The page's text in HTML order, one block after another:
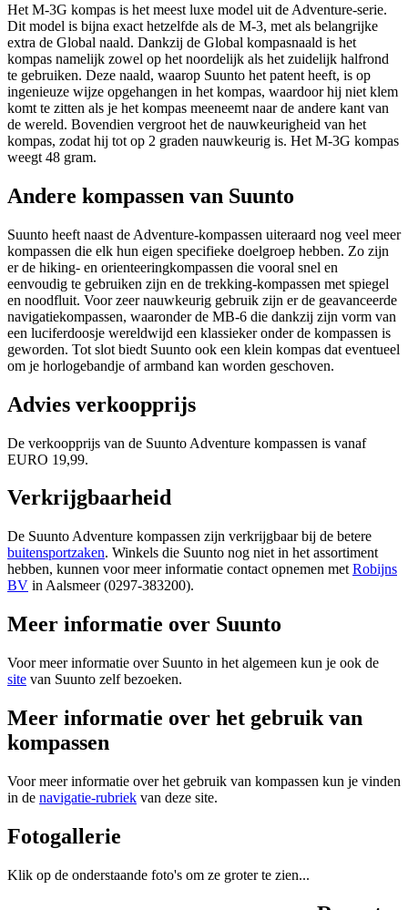
Het M-3G kompas is het meest luxe model uit de Adventure-serie.
Dit model is bijna exact hetzelfde als de M-3, met als belangrijke
extra de Global naald. Dankzij de Global kompasnaald is het
kompas namelijk zowel op het noordelijk als het zuidelijk halfrond
te gebruiken. Deze naald, waarop Suunto het patent heeft, is op
ingenieuze wijze opgehangen in het kompas, waardoor hij niet klem
komt te zitten als je het kompas meeneemt naar de andere kant van
de wereld. Bovendien vergroot het de nauwkeurigheid van het
kompas, zodat hij tot op 2 graden nauwkeurig is. Het M-3G kompas
weegt 48 gram.
Andere kompassen van Suunto
Suunto heeft naast de Adventure-kompassen uiteraard nog veel meer
kompassen die elk hun eigen specifieke doelgroep hebben. Zo zijn
er de hiking- en orienteeringkompassen die vooral snel en
eenvoudig te gebruiken zijn en de trekking-kompassen met spiegel
en noodfluit. Voor zeer nauwkeurig gebruik zijn er de geavanceerde
navigatiekompassen, waaronder de MB-6 die dankzij zijn vorm van
een luciferdoosje wereldwijd een klassieker onder de kompassen is
geworden. Tot slot biedt Suunto ook een klein kompas dat eventueel
om je horlogebandje of armband kan worden geschoven.
Advies verkoopprijs
De verkoopprijs van de Suunto Adventure kompassen is vanaf
EURO 19,99.
Verkrijgbaarheid
De Suunto Adventure kompassen zijn verkrijgbaar bij de betere
buitensportzaken. Winkels die Suunto nog niet in het assortiment
hebben, kunnen voor meer informatie contact opnemen met Robijns
BV in Aalsmeer (0297-383200).
Meer informatie over Suunto
Voor meer informatie over Suunto in het algemeen kun je ook de
site van Suunto zelf bezoeken.
Meer informatie over het gebruik van
kompassen
Voor meer informatie over het gebruik van kompassen kun je vinden
in de navigatie-rubriek van deze site.
Fotogallerie
Klik op de onderstaande foto's om ze groter te zien...